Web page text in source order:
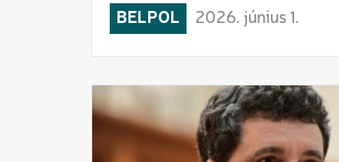
BELPOL 2026. június 1.